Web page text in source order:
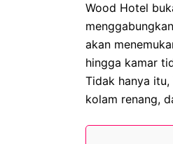
Wood Hotel
akan
hingga kamar
Tidak hanya
kolam renang,